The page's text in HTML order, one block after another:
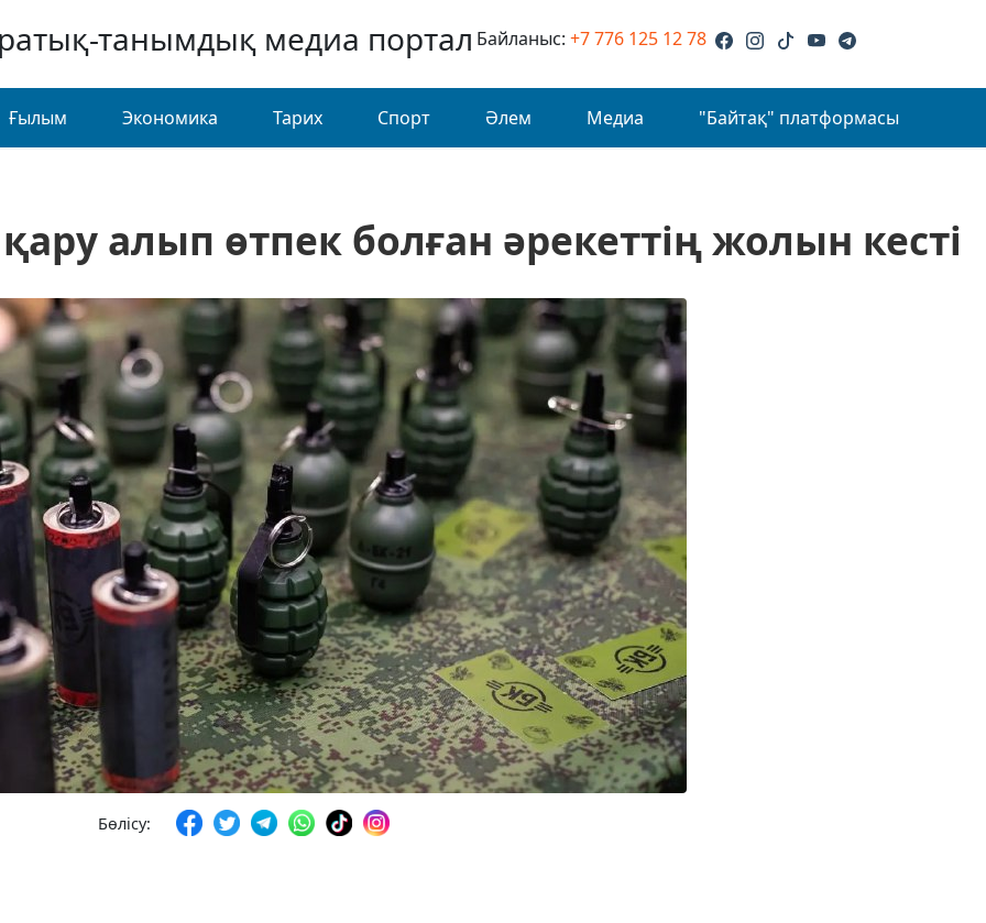
танымдық медиа портал Байланыс:+7 776 125 12 78
Ғылым Экономика Тарих Спорт Әлем Медиа "Байтақ" платформасы
алып өтпек болған әрекеттің жолын кесті
Бөлісу: